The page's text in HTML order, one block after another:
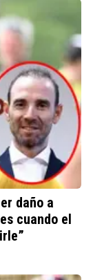
daño a
cuando el